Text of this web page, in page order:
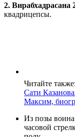
2. Вирабхадрасана
квадрицепсы.
Читайте также:
Сати
Максим,
Из позы воина
часовой